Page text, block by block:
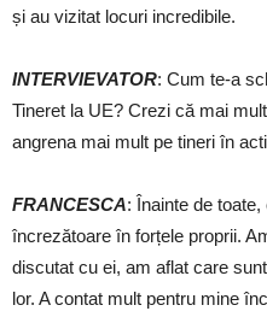
și au vizitat locuri incredibile.
INTERVIEVATOR: Cum te-a
Tineret la UE? Crezi că mai
angrena mai mult pe tineri în
FRANCESCA: Înainte de
încrezătoare în forțele proprii.
discutat cu ei, am aflat care
lor. A contat mult pentru mine